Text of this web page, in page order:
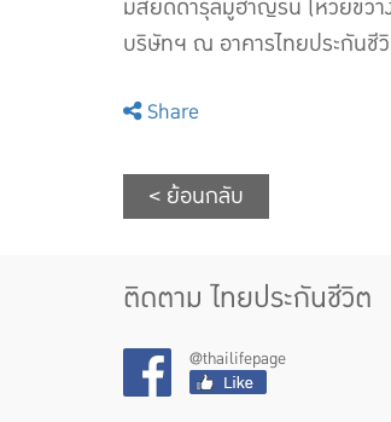
บริษัทฯ ณ อาคารไทยประกันชี
Share
< ย้อนกลับ
ติดตาม ไทยประกันชีวิต
@thailifepage